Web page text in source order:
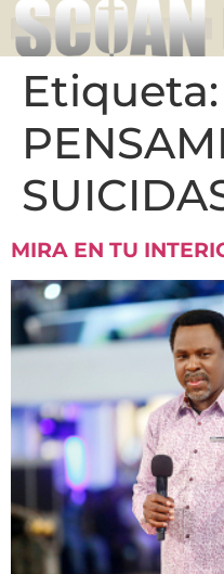
Etiqueta:
MIRA EN TU